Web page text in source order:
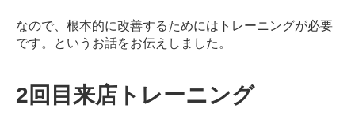
なので、根本的に改善するためにはトレーニングが必要
です。というお話をお伝えしました。
2回目来店トレーニング